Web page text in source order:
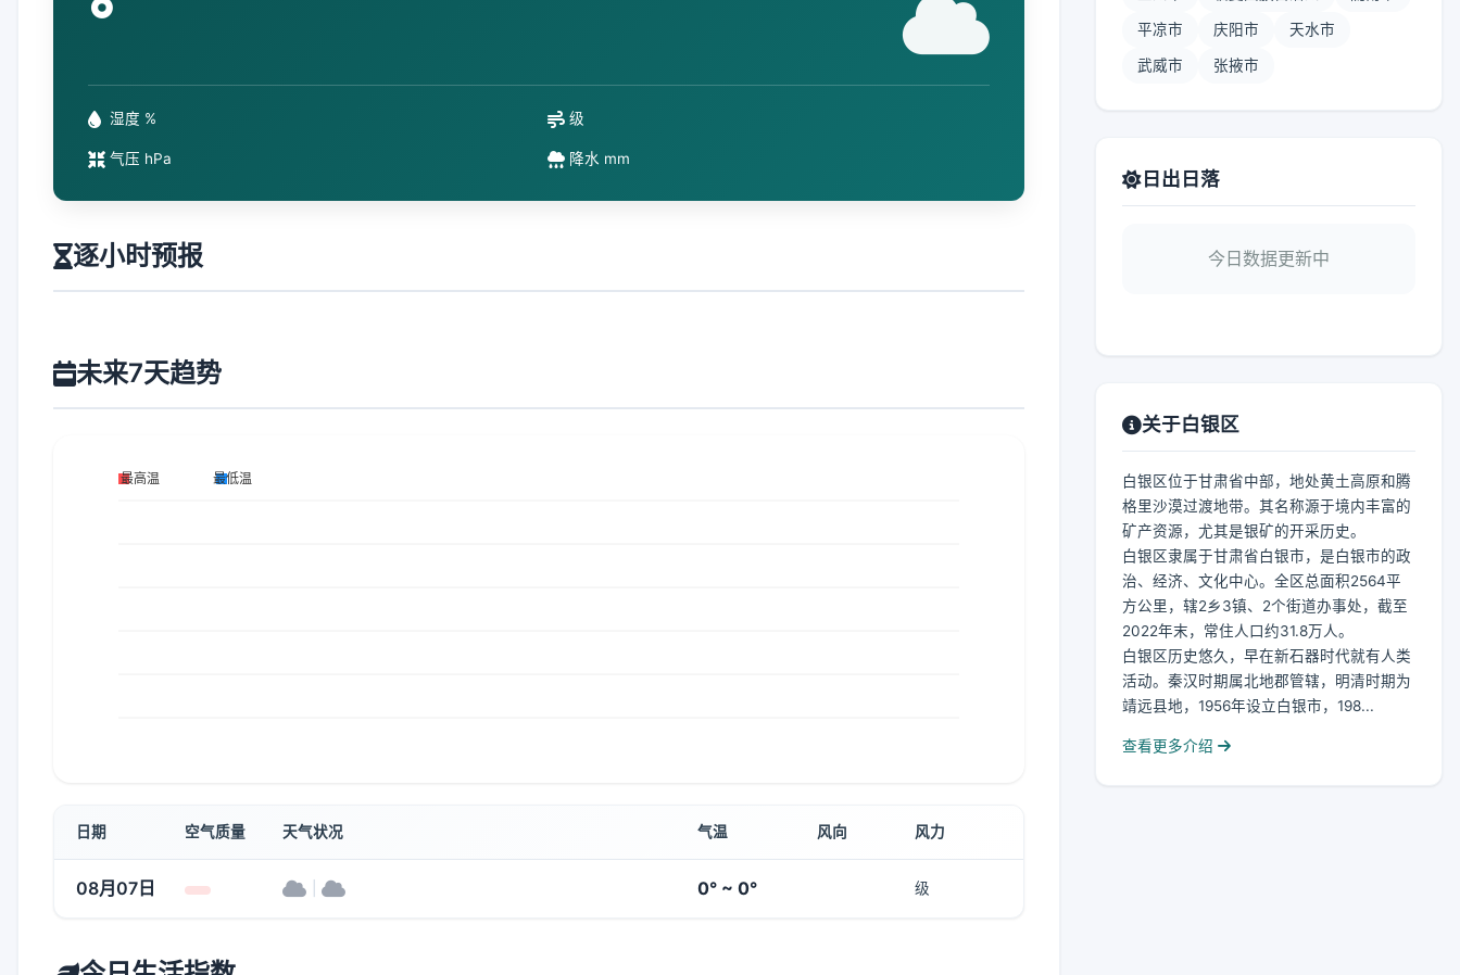
°
湿度 % 级
气压 hPa 降水 mm
逐小时预报
未来7天趋势
日期 空气质量 天气状况 气温 风向 风力
08月07日 0° ~ 0° 级
平凉市 庆阳市 天水市
武威市 张掖市
日出日落
今日数据更新中
关于白银区
白银区位于甘肃省中部，地处黄土高原和腾
格里沙漠过渡地带。其名称源于境内丰富的
矿产资源，尤其是银矿的开采历史。
白银区隶属于甘肃省白银市，是白银市的政
治、经济、文化中心。全区总面积2564平
方公里，辖2乡3镇、2个街道办事处，截至
2022年末，常住人口约31.8万人。
白银区历史悠久，早在新石器时代就有人类
活动。秦汉时期属北地郡管辖，明清时期为
靖远县地，1956年设立白银市，198...
查看更多介绍